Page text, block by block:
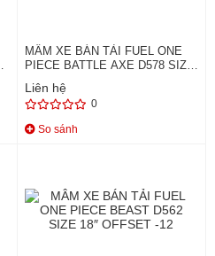
MÂM XE BÁN TẢI FUEL ONE
PIECE BATTLE AXE D578 SIZE
Liên hệ
0
So sánh